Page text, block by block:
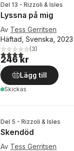
Del 13 - Rizzoli & Isles
Lyssna på mig
Av Tess Gerritsen
Häftad, Svenska, 2023
4,0utav 5 stjärnor.
(3)
246 kr
Lägg till
Skickas
Del 5 - Rizzoli & Isles
Skendöd
Av Tess Gerritsen